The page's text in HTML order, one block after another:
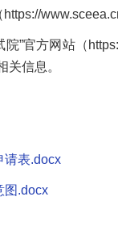
官方网站（
关信息。
请表.docx
图.docx